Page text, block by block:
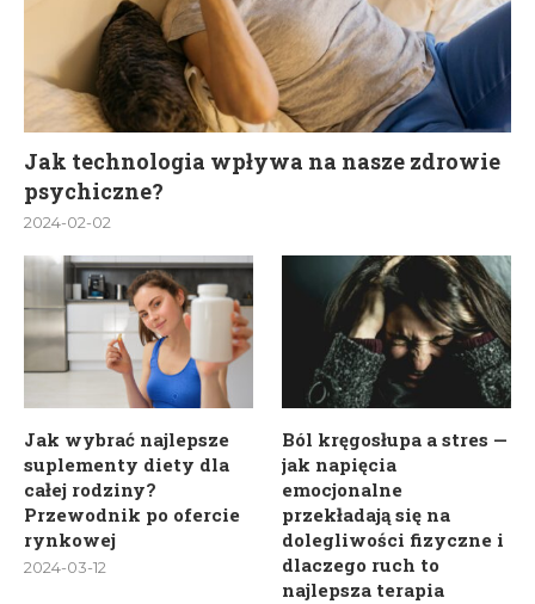
Jak technologia wpływa na nasze zdrowie
psychiczne?
2024-02-02
Jak wybrać najlepsze
suplementy diety dla
całej rodziny?
Przewodnik po ofercie
rynkowej
2024-03-12
Ból kręgosłupa a stres —
jak napięcia
emocjonalne
przekładają się na
dolegliwości fizyczne i
dlaczego ruch to
najlepsza terapia